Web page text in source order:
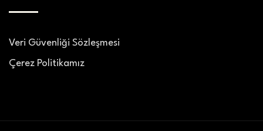
Veri Güvenliği Sözleşmesi
Çerez Politikamız